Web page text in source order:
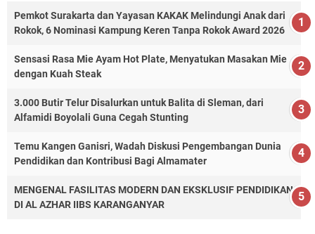
Pemkot Surakarta dan Yayasan KAKAK Melindungi Anak dari
Rokok, 6 Nominasi Kampung Keren Tanpa Rokok Award 2026
Sensasi Rasa Mie Ayam Hot Plate, Menyatukan Masakan Mie
dengan Kuah Steak
3.000 Butir Telur Disalurkan untuk Balita di Sleman, dari
Alfamidi Boyolali Guna Cegah Stunting
Temu Kangen Ganisri, Wadah Diskusi Pengembangan Dunia
Pendidikan dan Kontribusi Bagi Almamater
MENGENAL FASILITAS MODERN DAN EKSKLUSIF PENDIDIKAN
DI AL AZHAR IIBS KARANGANYAR